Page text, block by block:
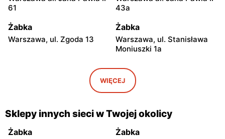
61
43a
Żabka
Warszawa, ul. Zgoda 13
Żabka
Warszawa, ul. Stanisława
Moniuszki 1a
Świętokrzyska 0 Stacja
Żabka
Warszawa, ul. Grzybowska
5
Żabka
Łódź, ul. Żurawia 14
Żabka
Warszawa, ul. Żurawia 18
WIĘCEJ
Sklepy innych sieci w Twojej okolicy
Żabka Żabka